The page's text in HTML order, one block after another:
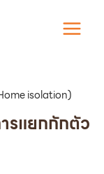
Main
isolation)
รแยกกักตัว